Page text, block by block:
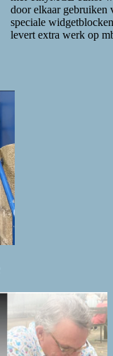
door elkaar gebruiken
speciale
levert extra werk op